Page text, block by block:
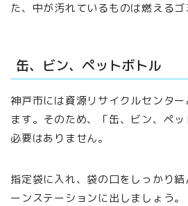
た、中が汚れているものは燃えるゴ
缶、ビン、ペットボトル
神戸市には資源リサイクルセンタ
ます。そのため、「缶、ビン、ペ
必要はありません。
指定袋に入れ、袋の口をしっかり
ーンステーションに出しましょう。